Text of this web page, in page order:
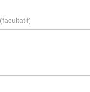
(facultatif)